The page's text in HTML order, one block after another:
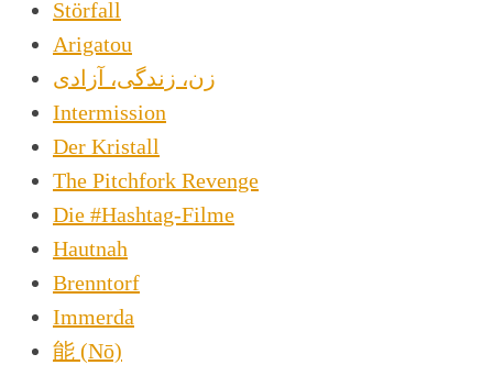
Störfall
Arigatou
زن، زندگی، آزادی
Intermission
Der Kristall
The Pitchfork Revenge
Die #Hashtag-Filme
Hautnah
Brenntorf
Immerda
能 (Nō)